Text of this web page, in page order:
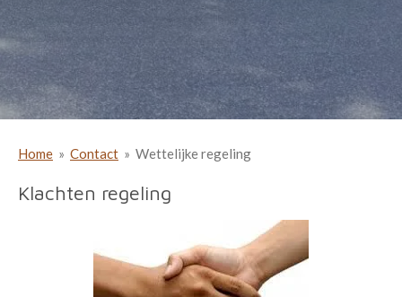
Home » Contact » Wettelijke regeling
Klachten regeling